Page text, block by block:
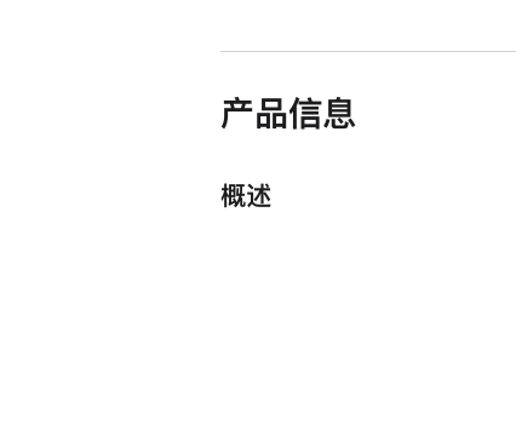
口
打
开)
产品信息
概述